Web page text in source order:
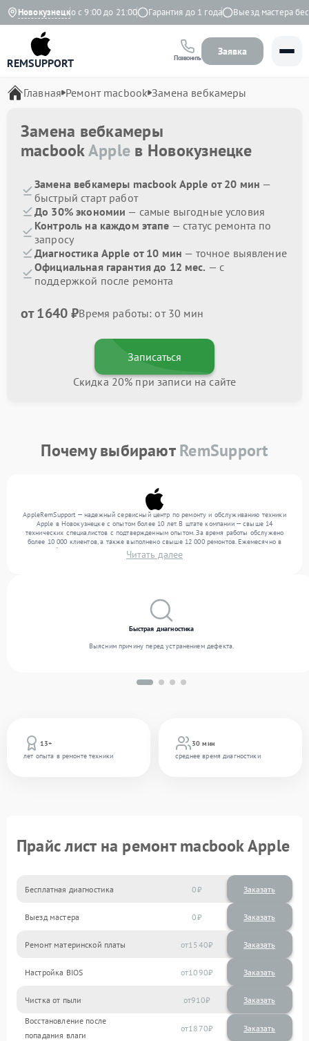
Новокузнецк
Ежедневно с 9:00 до 21:00 Гарантия до 1 года Выезд мастера
REMSUPPORT Позвонить
Заявка
Главная Ремонт macbook Замена вебкамеры
Замена вебкамеры
macbookApple в Новокузнецке
Замена вебкамеры macbook Apple от 20 мин —
быстрый старт работ
До 30% экономии — самые выгодные условия
Контроль на каждом этапе — статус ремонта по
запросу
Диагностика Apple от 10 мин — точное выявление
Официальная гарантия до 12 мес. — с
поддержкой после ремонта
от 1640 ₽Время работы: от 30 мин
Записаться
Скидка 20% при записи на сайте
Почему выбираютRemSupport
AppleRemSupport — надежный сервисный центр по ремонту и обслуживанию техники
Apple в Новокузнецке с опытом более 10 лет. В штате компании — свыше 14
технических специалистов с подтвержденным опытом. За время работы обслужено
более 10 000 клиентов, а также выполнено свыше 12 000 ремонтов. Ежемесячно в
сервисный центр поступает свыше 300 единиц техники, включая , , . Мы беремся за
задачи любой сложности и предлагаем стабильный уровень сервиса благодаря
Читать далее
13+
лет опыта в ремонте техники
30 мин
среднее время диагностики
Быстрая диагностика
Выясним причину перед устранением дефекта.
Прайс лист на ремонт macbook Apple
Бесплатная диагностика 0 Заказать
Выезд мастера 0 Заказать
Ремонт материнской платы 1540
Настройка BIOS 1090
Чистка от пыли 910
Восстановление после
попадания влаги
1870